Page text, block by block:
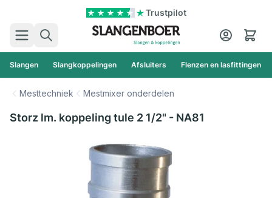
Trustpilot
Zoek
Cart
Slangen Slangkoppelingen Afsluiters Flenzen en lasfittingen
Mesttechniek Mestmixer onderdelen
Storz lm. koppeling tule 2 1/2" - NA81